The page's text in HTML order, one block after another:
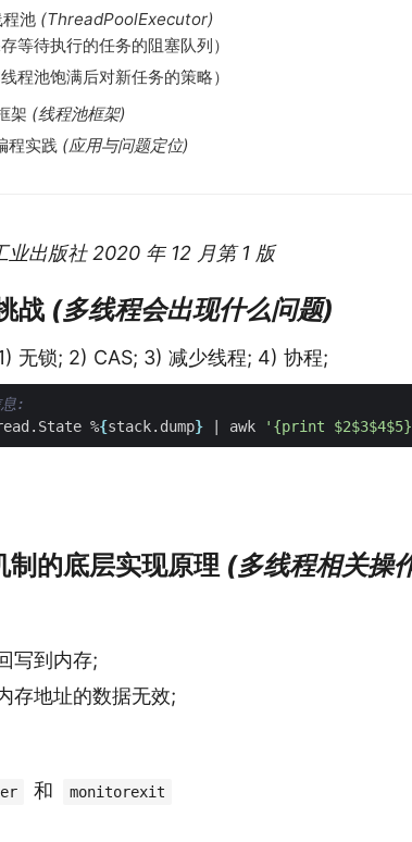
池 (ThreadPoolExecutor)
等待执行的任务的阻塞队列）
程池饱满后对新任务的策略）
架 (线程池框架)
程实践 (应用与问题定位)
业出版社 2020 年 12 月第 1 版
战 (多线程会出现什么问题)
无锁; 2) CAS; 3) 减少线程; 4) 协程;
:
%{stack.dump} awk '{print
的底层实现原理 (多线程相关操
写到内存;
存地址的数据无效;
和 monitorexit